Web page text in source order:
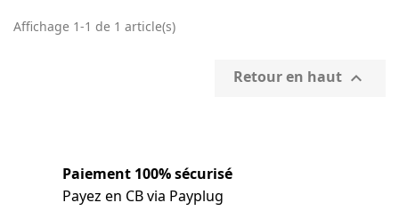
Affichage 1-1 de 1 article(s)
Retour en haut 
Paiement 100% sécurisé
Payez en CB via Payplug